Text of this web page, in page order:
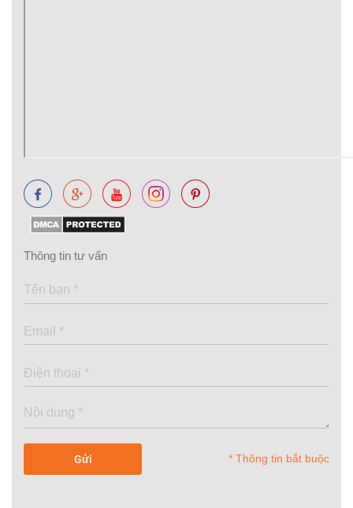
Thông tin tư vấn
* Thông tin bắt buộc